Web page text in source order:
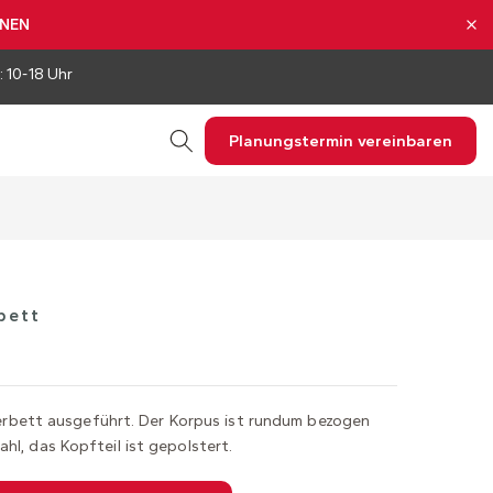
10-18 Uhr
Planungstermin vereinbaren
ausgeführt. Der Korpus ist rundum bezogen
das Kopfteil ist gepolstert.